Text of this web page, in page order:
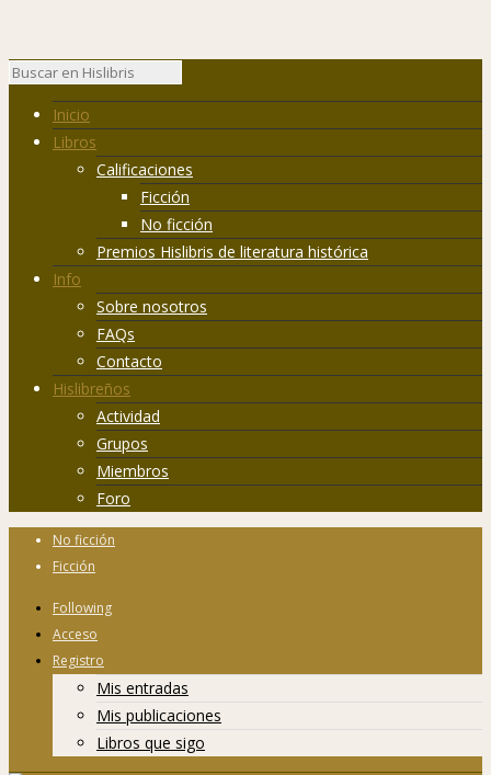
Inicio
Libros
Calificaciones
Ficción
No ficción
Premios Hislibris de literatura histórica
Info
Sobre nosotros
FAQs
Contacto
Hislibreños
Actividad
Grupos
Miembros
Foro
No ficción
Ficción
Following
Acceso
Registro
Mis entradas
Mis publicaciones
Libros que sigo